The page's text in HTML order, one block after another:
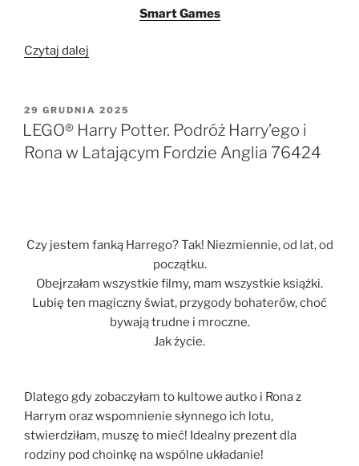
Smart Games
Czytaj dalej
Games.
Gra
logiczna”
OPUBLIKOWANE
W
29 GRUDNIA 2025
LEGO® Harry Potter. Podróż Harry’ego i
Rona w Latającym Fordzie Anglia 76424
Czy jestem fanką Harrego? Tak! Niezmiennie, od lat, od
początku.
Obejrzałam wszystkie filmy, mam wszystkie książki.
Lubię ten magiczny świat, przygody bohaterów, choć
bywają trudne i mroczne.
Jak życie.
Dlatego gdy zobaczyłam to kultowe autko i Rona z
Harrym oraz wspomnienie słynnego ich lotu,
stwierdziłam, muszę to mieć! Idealny prezent dla
rodziny pod choinkę na wspólne układanie!